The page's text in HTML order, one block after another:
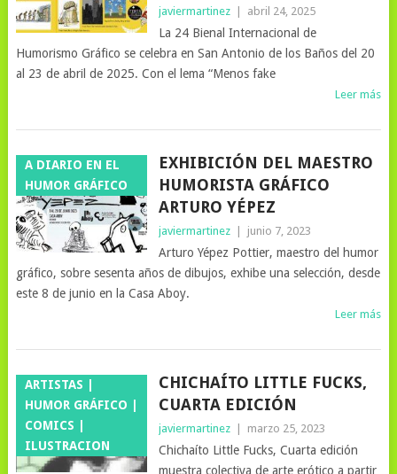
javiermartinez abril 24, 2025
La 24 Bienal Internacional de
Humorismo Gráfico se celebra en San Antonio de los Baños del 20
al 23 de abril de 2025. Con el lema “Menos fake
Leer más
A DIARIO EN EL
HUMOR GRÁFICO
EXHIBICIÓN DEL MAESTRO
HUMORISTA GRÁFICO
ARTURO YÉPEZ
javiermartinez junio 7, 2023
Arturo Yépez Pottier, maestro del humor
gráfico, sobre sesenta años de dibujos, exhibe una selección, desde
este 8 de junio en la Casa Aboy.
Leer más
ARTISTAS |
HUMOR GRÁFICO |
COMICS |
ILUSTRACION
CHICHAÍTO LITTLE FUCKS,
CUARTA EDICIÓN
javiermartinez marzo 25, 2023
Chichaíto Little Fucks, Cuarta edición
muestra colectiva de arte erótico a partir